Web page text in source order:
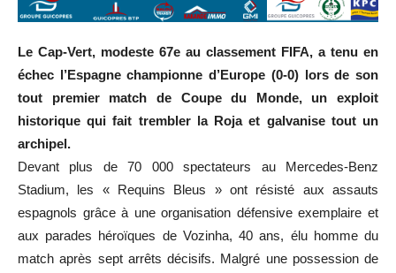
Le Cap-Vert, modeste 67e au classement FIFA, a tenu en
échec l’Espagne championne d’Europe (0-0) lors de son
tout premier match de Coupe du Monde, un exploit
historique qui fait trembler la Roja et galvanise tout un
archipel.
Devant plus de 70 000 spectateurs au Mercedes-Benz
Stadium, les « Requins Bleus » ont résisté aux assauts
espagnols grâce à une organisation défensive exemplaire et
aux parades héroïques de Vozinha, 40 ans, élu homme du
match après sept arrêts décisifs. Malgré une possession de